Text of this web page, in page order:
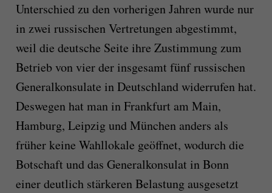
Unterschied zu den vorherigen Jahren wurde nur
in zwei russischen Vertretungen abgestimmt,
weil die deutsche Seite ihre Zustimmung zum
Betrieb von vier der insgesamt fünf russischen
Generalkonsulate in Deutschland widerrufen hat.
Deswegen hat man in Frankfurt am Main,
Hamburg, Leipzig und München anders als
früher keine Wahllokale geöffnet, wodurch die
Botschaft und das Generalkonsulat in Bonn
einer deutlich stärkeren Belastung ausgesetzt